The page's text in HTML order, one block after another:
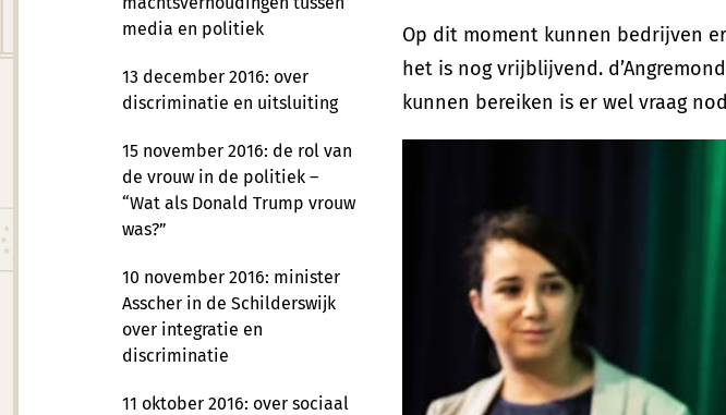
media en politiek
13 december 2016: over
discriminatie en uitsluiting
15 november 2016: de rol van
de vrouw in de politiek –
“Wat als Donald Trump vrouw
was?”
10 november 2016: minister
Asscher in de Schilderswijk
over integratie en
discriminatie
11 oktober 2016: over sociaal
Op dit moment kunnen bedrijven
het is nog vrijblijvend.
kunnen bereiken is er wel vraag